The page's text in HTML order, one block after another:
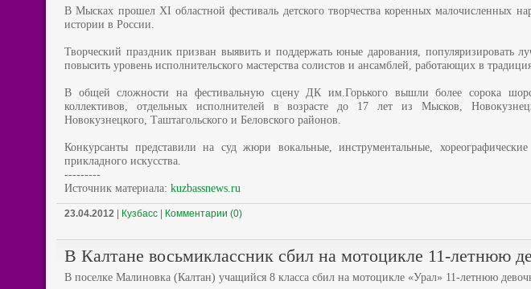
В Мысках прошел XI областной фестиваль детского творчества коренных малочисленных
истории в России.
Творческий праздник призван выявить и поддержать юные дарования, популяризировать
повысить уровень исполнительского мастерства солистов и ансамблей, работающих в
В общей сложности на фестивальную сцену ДК им.Горького вышли более сорока
коллективов, отдельных исполнителей в возрасте до 17 лет из Мысков,
Новокузнецкого, Таштагольского и Беловского районов.
Конкурсанты представили на суд жюри вокальные, инструментальные,
прикладного искусства.
---------
Источник материала: kuzbassnews.ru
23.04.2012 Кузбасс Комментарии (0)
В Калтане восьмиклассник сбил на мотоцикле 11-летнюю
В поселке Малиновка (Калтан) учащийся 8 класса сбил на мотоцикле «Урал» 11-летнюю